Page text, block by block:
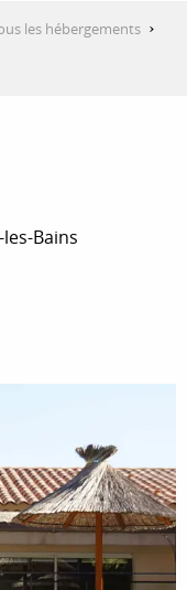
les hébergements
Bains